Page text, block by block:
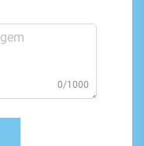
0/1000